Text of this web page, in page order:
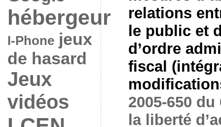
hébergeur
I-Phone jeux
de hasard
Jeux
vidéos
relations
le public et
d’ordre
fiscal
2005-650
la liberté